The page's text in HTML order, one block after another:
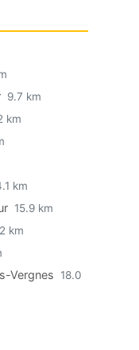
9.7 km
km
km
15.9 km
km
Vergnes
18.0